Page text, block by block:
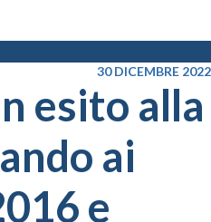
30 DICEMBRE 2022
esito alla
ai
e